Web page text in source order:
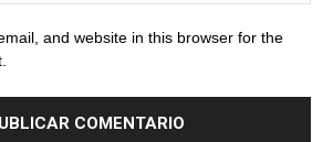
and website in this browser for the